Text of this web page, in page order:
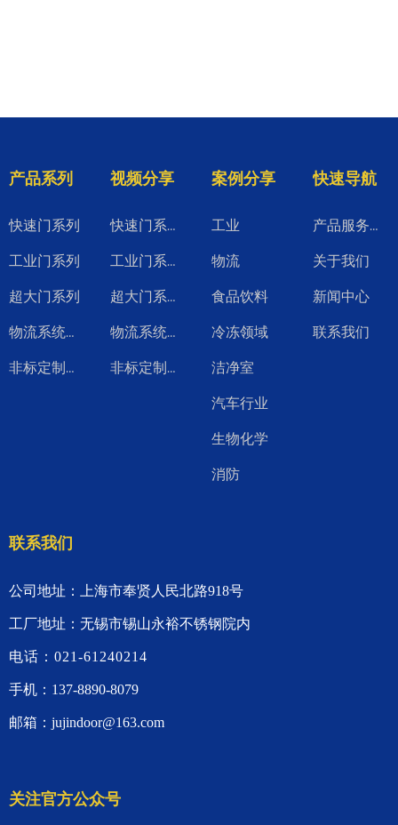
联系我们
公司地址：上海市奉贤人民北路918号
工厂地址：无锡市锡山永裕不锈钢院内
电话：021-61240214
手机：137-8890-8079
邮箱：jujindoor@163.com
关注官方公众号
产品系列
快速门系列
工业门系列
超大门系列
物流系统产品
非标定制系列
视频分享
快速门系列视频
工业门系列视频
超大门系列视频
物流系统系列视频
非标定制系列视频
快速导航
产品服务升级
关于我们
新闻中心
联系我们
案例分享
工业
物流
食品饮料
冷冻领域
洁净室
汽车行业
生物化学
消防